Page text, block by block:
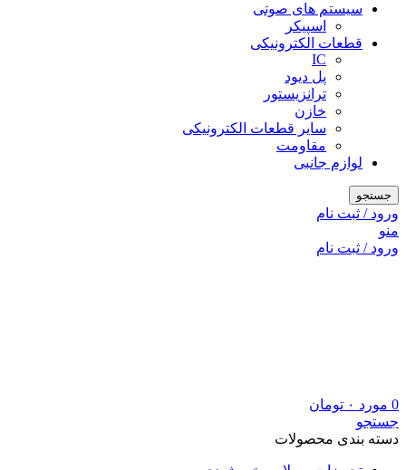
سیستم های صوتی
اسپیکر
قطعات الکترونیکی
IC
پل دیود
ترانزیستور
خازن
سایر قطعات الکترونیکی
مقاومت
لوازم جانبی
جستجو
ورود / ثبت نام
منو
ورود / ثبت نام
0 مورد ۰ تومان
جستجو
دسته بندی محصولات